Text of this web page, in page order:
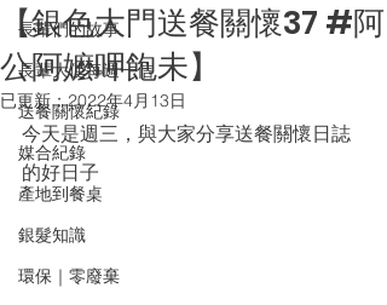
長輩們的故事
長輩大使每週一信
送餐關懷紀錄
媒合紀錄
產地到餐桌
銀髮知識
環保｜零廢棄
【銀色大門送餐關懷37 #阿
公阿嬤呷飽未】
已更新：2022年4月13日
今天是週三，與大家分享送餐關懷日誌
的好日子